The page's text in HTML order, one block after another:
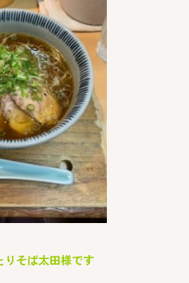
りそば太田様です